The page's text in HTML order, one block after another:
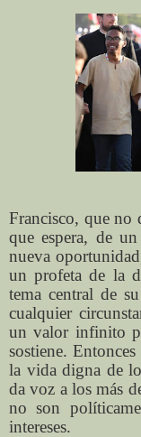
Francisco, que no
que espera, de
nueva
un profeta de la
tema central de
cualquier
un valor infinito
sostiene.
la vida digna de
da voz a los más
no son
intereses.